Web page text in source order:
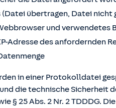
übertragen, Datei nicht
und verwendetes
Adresse des anfordernden
in einer Protokolldatei
die technische Sicherheit
§ 25 Abs. 2 Nr. 2 TDDDG.